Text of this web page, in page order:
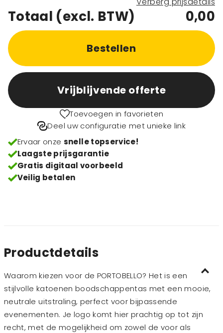
Totaal (excl. BTW) 0,00
Bestellen
Vrijblijvende offerte
Toevoegen in favorieten
Deel uw configuratie met unieke link
Ervaar onze snelle topservice!
Laagste prijsgarantie
Gratis digitaal voorbeeld
Veilig betalen
Productdetails
Waarom kiezen voor de PORTOBELLO? Het is een
stijlvolle katoenen boodschappentas met een mooie,
neutrale uitstraling, perfect voor bijpassende
evenementen. Je logo komt hier prachtig op tot zijn
recht, met de mogelijkheid om zowel de voor als